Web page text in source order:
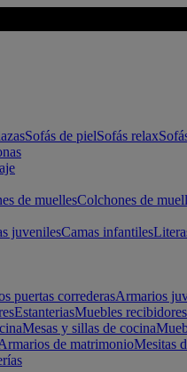
Sofás de pielSofás relax
de muellesColchones de
juvenilesCamas infantiles
puertas correderasArmarios
EstanteriasMuebles recibidores
Mesas y sillas de cocina
de matrimonioMesitas